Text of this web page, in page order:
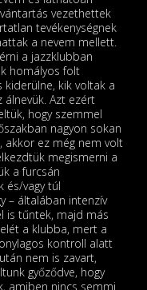
vezethettek
tevékenységnek
a nevem mellett.
a jazzklubban
homályos folt
kik voltak a
Azt ezért
hogy szemmel
nagyon sokan
akkor ez még nem volt
megismerni a
a furcsán
és/vagy túl
– általában intenzív
is tűntek, majd más
a klubba, mert a
kontroll alatt
nem is zavart,
győződve, hogy
amiben nincs semmi